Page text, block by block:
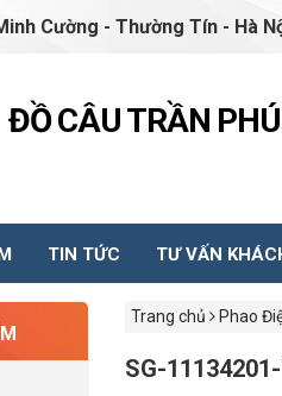
Cường - Thường Tín - Hà
ĐỒ CÂU TRẦN PHÚ
TIN TỨC TƯ VẤN
Trang chủ Phao
SG-